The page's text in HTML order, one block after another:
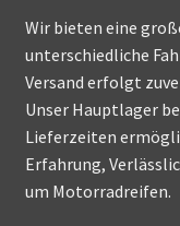
Wir bieten eine
unterschiedliche
Versand erfolgt
Unser Hauptlager
Lieferzeiten
Erfahrung,
um Motorradreifen.